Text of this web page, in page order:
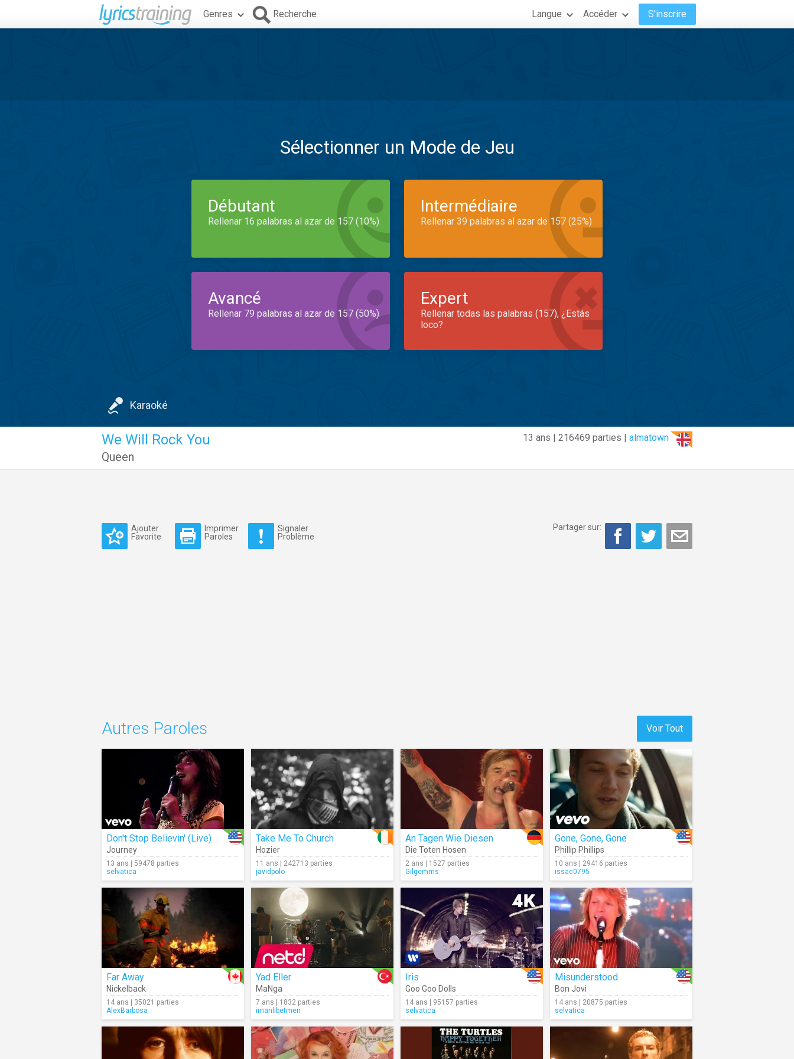
Genres Recherche Langue Accéder S'inscrire
Sélectionner un Mode de Jeu
Débutant
Rellenar 16 palabras al azar de 157 (10%)
Intermédiaire
Rellenar 39 palabras al azar de 157 (25%)
Avancé
Rellenar 79 palabras al azar de 157 (50%)
Expert
Rellenar todas las palabras (157), ¿Estás
loco?
Karaoké
13 ans | 216469 parties | almatown
We Will Rock You
Queen
Ajouter
Favorite
Imprimer
Paroles
Signaler
Problème
Partager sur:
Voir Tout
Autres Paroles
Don't Stop Believin' (Live)
Journey
13 ans | 59478 parties
selvatica
Take Me To Church
Hozier
11 ans | 242713 parties
javidpolo
An Tagen Wie Diesen
Die Toten Hosen
2 ans | 1527 parties
Gilgemms
Gone, Gone, Gone
Phillip Phillips
10 ans | 29416 parties
issac0795
Far Away
Nickelback
14 ans | 35021 parties
AlexBarbosa
Yad Eller
MaNga
7 ans | 1832 parties
imanlibetmen
Iris
Goo Goo Dolls
14 ans | 95157 parties
selvatica
Misunderstood
Bon Jovi
14 ans | 20875 parties
selvatica